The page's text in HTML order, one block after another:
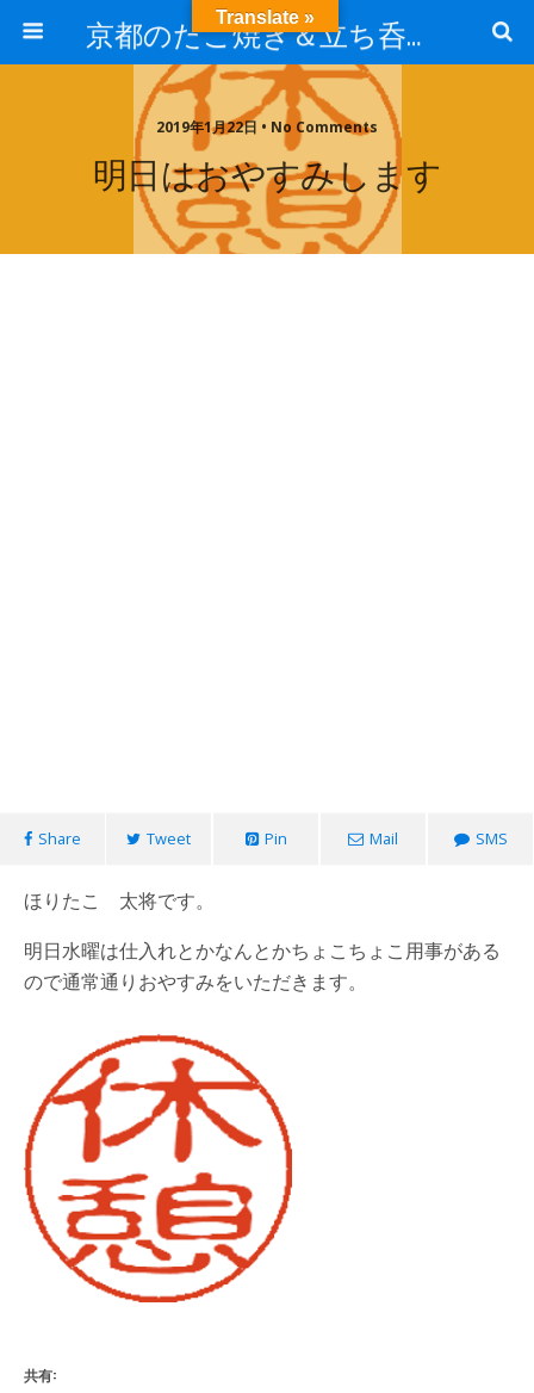
京都のたこ焼き＆立ち呑み屋ほりたこのお知らせブログ
2019年1月22日 • No Comments
明日はおやすみします
Share Tweet Pin Mail SMS
ほりたこ 太将です。
明日水曜は仕入れとかなんとかちょこちょこ用事がある
ので通常通りおやすみをいただきます。
共有:
Translate »